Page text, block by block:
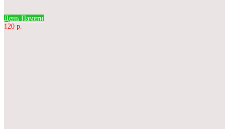
День Памяти
120 р.